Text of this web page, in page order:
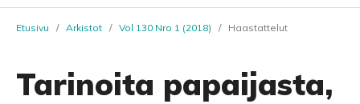
Etusivu / Arkistot / Vol 130 Nro 1 (2018) / Haastattelut
Tarinoita papaijasta,